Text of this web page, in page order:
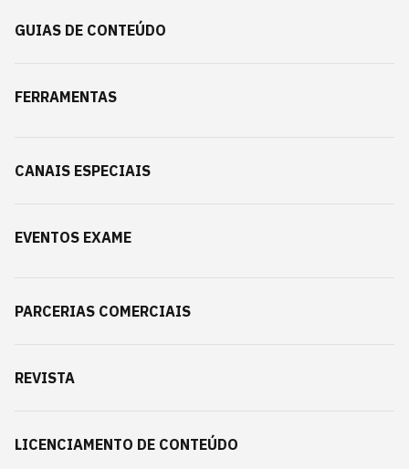
GUIAS DE CONTEÚDO
FERRAMENTAS
CANAIS ESPECIAIS
EVENTOS EXAME
PARCERIAS COMERCIAIS
REVISTA
LICENCIAMENTO DE CONTEÚDO